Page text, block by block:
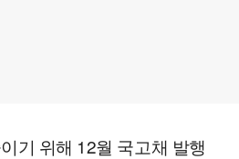
기 위해 12월 국고채 발행